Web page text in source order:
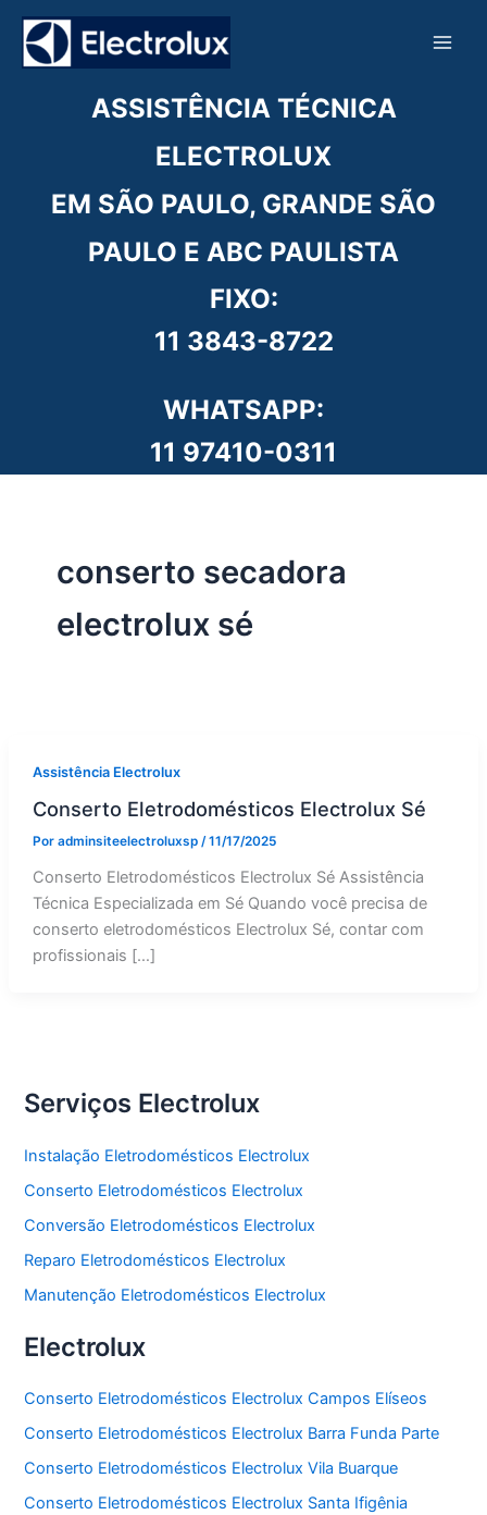
para
ASSISTÊNCIA TÉCNICA
ELECTROLUX
EM SÃO PAULO, GRANDE SÃO
PAULO E ABC PAULISTA
FIXO:
11 3843-8722
WHATSAPP:
11 97410-0311
conserto secadora
electrolux sé
Assistência Electrolux
Conserto Eletrodomésticos Electrolux Sé
Por adminsiteelectroluxsp /11/17/2025
Conserto Eletrodomésticos Electrolux Sé Assistência
Técnica Especializada em Sé Quando você precisa de
conserto eletrodomésticos Electrolux Sé, contar com
profissionais […]
Serviços Electrolux
Instalação Eletrodomésticos Electrolux
Conserto Eletrodomésticos Electrolux
Conversão Eletrodomésticos Electrolux
Reparo Eletrodomésticos Electrolux
Manutenção Eletrodomésticos Electrolux
Electrolux
Conserto Eletrodomésticos Electrolux Campos Elíseos
Conserto Eletrodomésticos Electrolux Barra Funda Parte
Conserto Eletrodomésticos Electrolux Vila Buarque
Conserto Eletrodomésticos Electrolux Santa Ifigênia